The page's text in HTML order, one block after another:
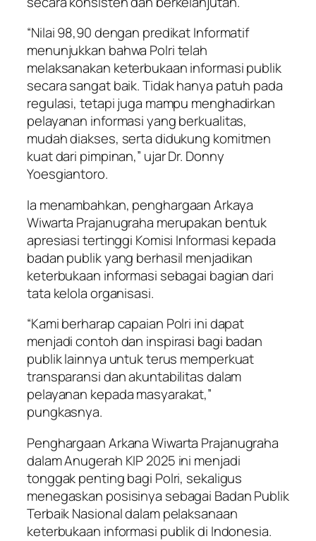
“Nilai 98,90 dengan predikat Informatif
menunjukkan bahwa Polri telah
melaksanakan keterbukaan informasi publik
secara sangat baik. Tidak hanya patuh pada
regulasi, tetapi juga mampu menghadirkan
pelayanan informasi yang berkualitas,
mudah diakses, serta didukung komitmen
kuat dari pimpinan,” ujar Dr. Donny
Yoesgiantoro.
Ia menambahkan, penghargaan Arkaya
Wiwarta Prajanugraha merupakan bentuk
apresiasi tertinggi Komisi Informasi kepada
badan publik yang berhasil menjadikan
keterbukaan informasi sebagai bagian dari
tata kelola organisasi.
“Kami berharap capaian Polri ini dapat
menjadi contoh dan inspirasi bagi badan
publik lainnya untuk terus memperkuat
transparansi dan akuntabilitas dalam
pelayanan kepada masyarakat,”
pungkasnya.
Penghargaan Arkana Wiwarta Prajanugraha
dalam Anugerah KIP 2025 ini menjadi
tonggak penting bagi Polri, sekaligus
menegaskan posisinya sebagai Badan Publik
Terbaik Nasional dalam pelaksanaan
keterbukaan informasi publik di Indonesia.